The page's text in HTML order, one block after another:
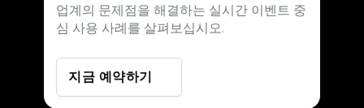
업계의 문제점을 해결하는 실시간 이벤트 중
심 사용 사례를 살펴보십시오.
지금 예약하기